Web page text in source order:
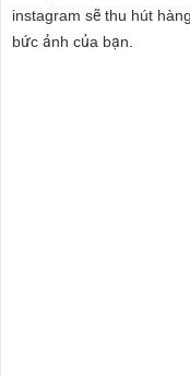
instagram sẽ thu hút
bức ảnh của bạn.